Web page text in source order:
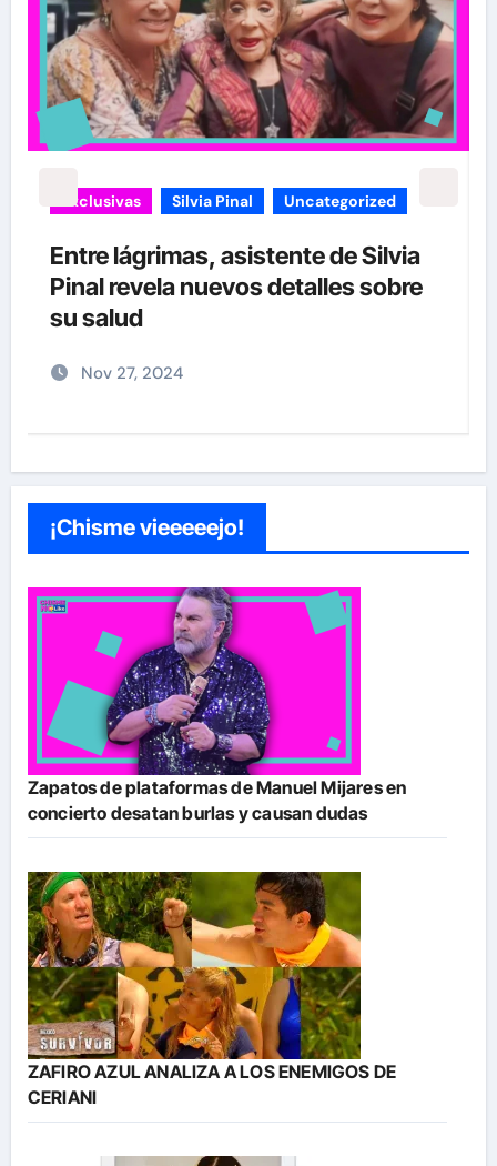
carolina Sandoval Exclusivas
¡EXCLUSIVA! Revelamos la verdad
detrás del divorcio de Carolina
Sandoval y Nick Hernández
Nov 26, 2024
¡Chisme vieeeeejo!
Zapatos de plataformas de Manuel Mijares en
concierto desatan burlas y causan dudas
ZAFIRO AZUL ANALIZA A LOS ENEMIGOS DE
CERIANI